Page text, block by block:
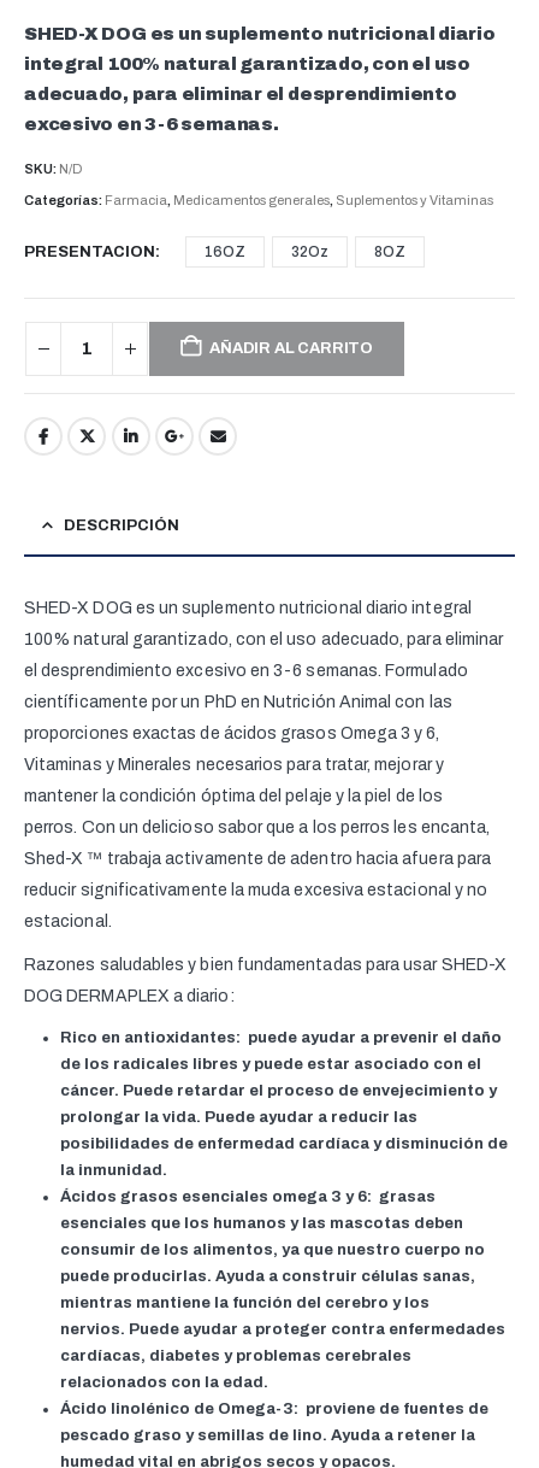
precios:
desde
$14.00
hasta
SHED-X DOG es un suplemento nutricional diario
integral 100% natural garantizado, con el uso
adecuado, para eliminar el desprendimiento
excesivo en 3-6 semanas.
SKU: N/D
Categorías: Farmacia, Medicamentos generales, Suplementos y Vitaminas
PRESENTACION 16OZ 32Oz 8OZ
AÑADIR AL CARRITO
DESCRIPCIÓN
SHED-X DOG es un suplemento nutricional diario integral
100% natural garantizado, con el uso adecuado, para eliminar
el desprendimiento excesivo en 3-6 semanas. Formulado
científicamente por un PhD en Nutrición Animal con las
proporciones exactas de ácidos grasos Omega 3 y 6,
Vitaminas y Minerales necesarios para tratar, mejorar y
mantener la condición óptima del pelaje y la piel de los
perros. Con un delicioso sabor que a los perros les encanta,
Shed-X ™ trabaja activamente de adentro hacia afuera para
reducir significativamente la muda excesiva estacional y no
estacional.
Razones saludables y bien fundamentadas para usar SHED-X
DOG DERMAPLEX a diario:
Rico en antioxidantes: puede ayudar a prevenir el daño
de los radicales libres y puede estar asociado con el
cáncer. Puede retardar el proceso de envejecimiento y
prolongar la vida. Puede ayudar a reducir las
posibilidades de enfermedad cardíaca y disminución de
la inmunidad.
Ácidos grasos esenciales omega 3 y 6: grasas
esenciales que los humanos y las mascotas deben
consumir de los alimentos, ya que nuestro cuerpo no
puede producirlas. Ayuda a construir células sanas,
mientras mantiene la función del cerebro y los
nervios. Puede ayudar a proteger contra enfermedades
cardíacas, diabetes y problemas cerebrales
relacionados con la edad.
Ácido linolénico de Omega-3: proviene de fuentes de
pescado graso y semillas de lino. Ayuda a retener la
humedad vital en abrigos secos y opacos.